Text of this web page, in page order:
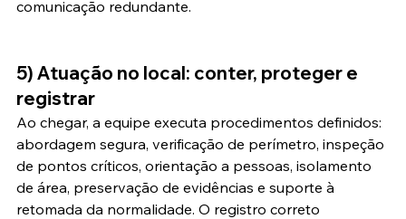
comunicação redundante.
5) Atuação no local: conter, proteger e
registrar
Ao chegar, a equipe executa procedimentos definidos:
abordagem segura, verificação de perímetro, inspeção
de pontos críticos, orientação a pessoas, isolamento
de área, preservação de evidências e suporte à
retomada da normalidade. O registro correto